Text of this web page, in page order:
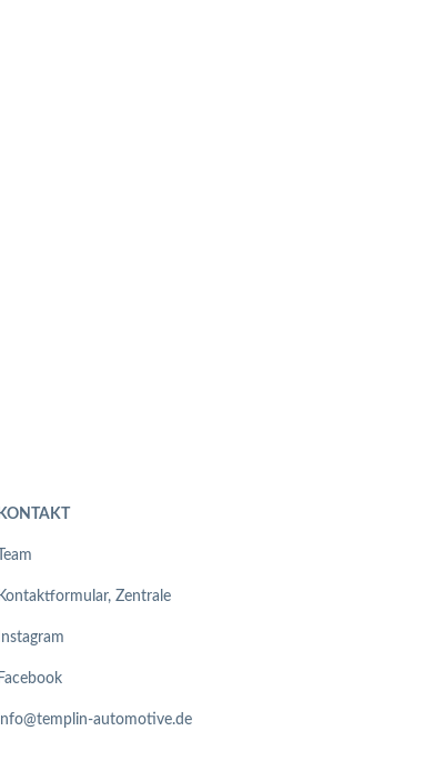
KONTAKT
Kontaktformular, Zentrale
Instagram
Facebook
automotive.de